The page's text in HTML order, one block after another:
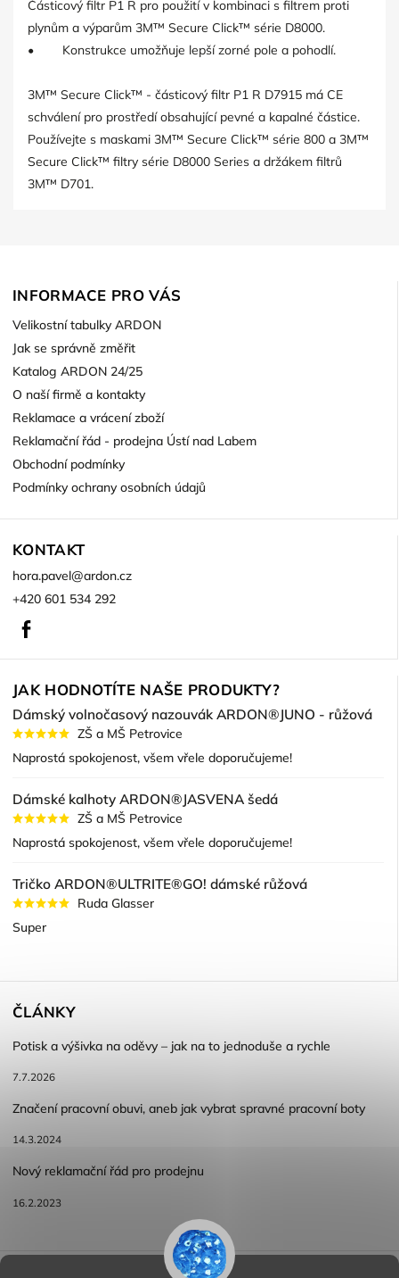
Částicový filtr P1 R pro použití v kombinaci s filtrem proti
plynům a výparům 3M™ Secure Click™ série D8000.
• Konstrukce umožňuje lepší zorné pole a pohodlí.
3M™ Secure Click™ - částicový filtr P1 R D7915 má CE
schválení pro prostředí obsahující pevné a kapalné částice.
Používejte s maskami 3M™ Secure Click™ série 800 a 3M™
Secure Click™ filtry série D8000 Series a držákem filtrů
3M™ D701.
INFORMACE PRO VÁS
Velikostní tabulky ARDON
Jak se správně změřit
Katalog ARDON 24/25
O naší firmě a kontakty
Reklamace a vrácení zboží
Reklamační řád - prodejna Ústí nad Labem
Obchodní podmínky
Podmínky ochrany osobních údajů
KONTAKT
hora.pavel@ardon.cz
+420 601 534 292
JAK HODNOTÍTE NAŠE PRODUKTY?
Dámský volnočasový nazouvák ARDON®JUNO - růžová
ZŠ a MŠ Petrovice
Naprostá spokojenost, všem vřele doporučujeme!
Dámské kalhoty ARDON®JASVENA šedá
ZŠ a MŠ Petrovice
Naprostá spokojenost, všem vřele doporučujeme!
Tričko ARDON®ULTRITE®GO! dámské růžová
Ruda Glasser
Super
ČLÁNKY
Potisk a výšivka na oděvy – jak na to jednoduše a rychle
7.7.2026
Značení pracovní obuvi, aneb jak vybrat spravné pracovní boty
14.3.2024
Nový reklamační řád pro prodejnu
16.2.2023
Reklamace a vracení zboží